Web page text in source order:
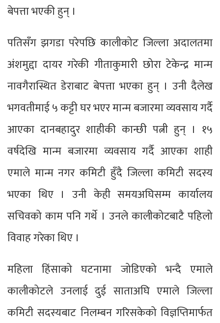
बेपत्ता भएकी हुन् ।
पतिसँग झगडा परेपछि कालीकोट जिल्ला अदालतमा
अंशमुद्दा दायर गरेकी गीताकुमारी छोरा टेकेन्द्र मान्म
नावगैरास्थित डेराबाट बेपत्ता भएका हुन् । उनी दैलेख
भगवतीमाई ५ कट्टी घर भएर मान्म बजारमा व्यवसाय गर्दै
आएका दानबहादुर शाहीकी कान्छी पत्नी हुन् । १५
वर्षदेखि मान्म बजारमा व्यवसाय गर्दै आएका शाही
एमाले मान्म नगर कमिटी हुँदै जिल्ला कमिटी सदस्य
भएका थिए । उनी केही समयअघिसम्म कार्यालय
सचिवको काम पनि गर्थे । उनले कालीकोटबाटै पहिलो
विवाह गरेका थिए ।
महिला हिंसाको घटनामा जोडिएको भन्दै एमाले
कालीकोटले उनलाई दुई साताअघि एमाले जिल्ला
कमिटी सदस्यबाट निलम्बन गरिसकेको विज्ञप्तिमार्फत